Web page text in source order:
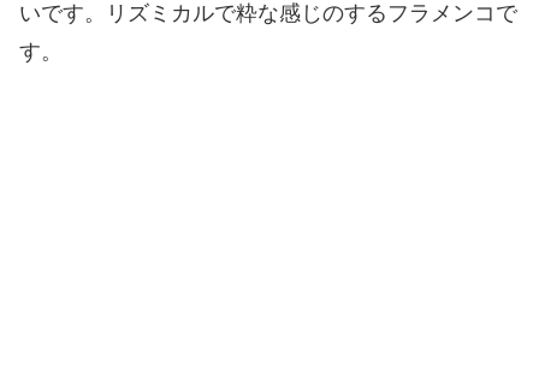
いです。リズミカルで粋な感じのするフラメンコで
す。